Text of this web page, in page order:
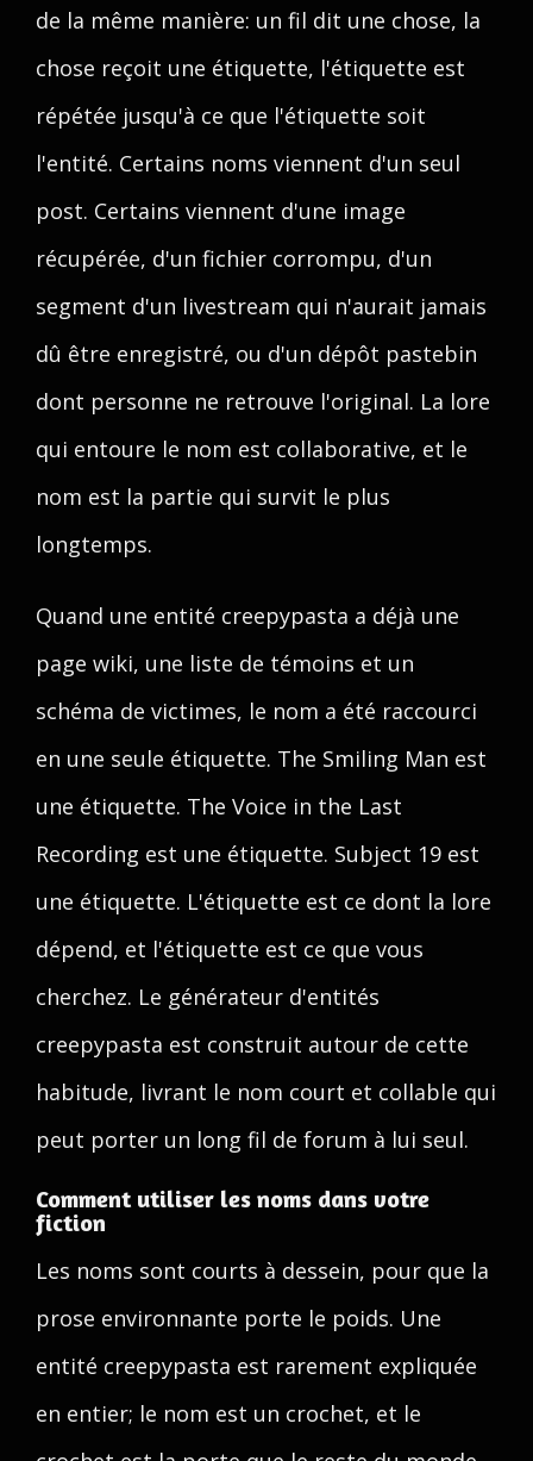
de la même manière: un fil dit une chose, la
chose reçoit une étiquette, l'étiquette est
répétée jusqu'à ce que l'étiquette soit
l'entité. Certains noms viennent d'un seul
post. Certains viennent d'une image
récupérée, d'un fichier corrompu, d'un
segment d'un livestream qui n'aurait jamais
dû être enregistré, ou d'un dépôt pastebin
dont personne ne retrouve l'original. La lore
qui entoure le nom est collaborative, et le
nom est la partie qui survit le plus
longtemps.
Quand une entité creepypasta a déjà une
page wiki, une liste de témoins et un
schéma de victimes, le nom a été raccourci
en une seule étiquette. The Smiling Man est
une étiquette. The Voice in the Last
Recording est une étiquette. Subject 19 est
une étiquette. L'étiquette est ce dont la lore
dépend, et l'étiquette est ce que vous
cherchez. Le générateur d'entités
creepypasta est construit autour de cette
habitude, livrant le nom court et collable qui
peut porter un long fil de forum à lui seul.
Comment utiliser les noms dans votre
fiction
Les noms sont courts à dessein, pour que la
prose environnante porte le poids. Une
entité creepypasta est rarement expliquée
en entier; le nom est un crochet, et le